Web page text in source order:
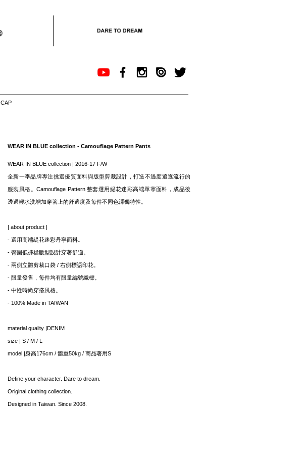
CAP
WEAR IN BLUE collection - Camouflage Pattern Pants
WEAR IN BLUE collection | 2016-17 F/W
全新一季品牌專注挑選優質面料與版型剪裁設計，打造不過度追逐流行的
服裝風格。Camouflage Pattern 整套選用緹花迷彩高端單寧面料，成品後
透過輕水洗增加穿著上的舒適度及每件不同色澤獨特性。
| about product |
- 選用高端緹花迷彩丹寧面料。
- 臀圍低褲檔版型設計穿著舒適。
- 兩側立體剪裁口袋 / 右側標語印花。
- 限量發售，每件均有限量編號織標。
- 中性時尚穿搭風格。
- 100% Made in TAIWAN
material quality |DENIM
size | S / M / L
model |身高176cm / 體重50kg / 商品著用S
Define your character. Dare to dream.
Original clothing collection.
Designed in Taiwan. Since 2008.